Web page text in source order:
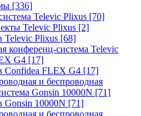
[336]
Televic Plixus [70]
Televic Plixus [2]
Televic Plixus [68]
конференц-система Televic
G4 [17]
Confidea FLEX G4 [17]
и беспроводная
Gonsin 10000N [71]
Gonsin 10000N [71]
и беспроводная